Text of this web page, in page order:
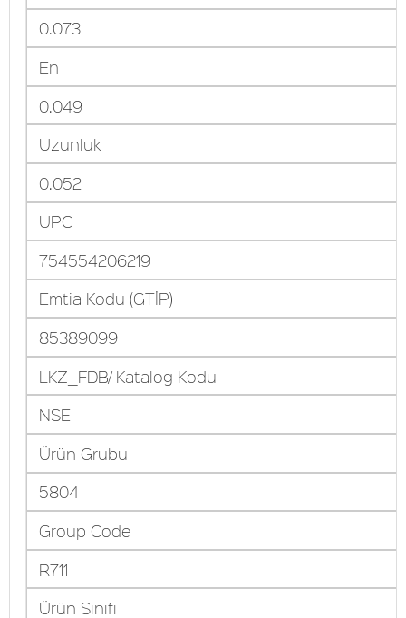
0.073
En
0.049
Uzunluk
0.052
UPC
754554206219
Emtia Kodu (GTİP)
85389099
LKZ_FDB/ Katalog Kodu
NSE
Ürün Grubu
5804
Group Code
R711
Ürün Sınıfı